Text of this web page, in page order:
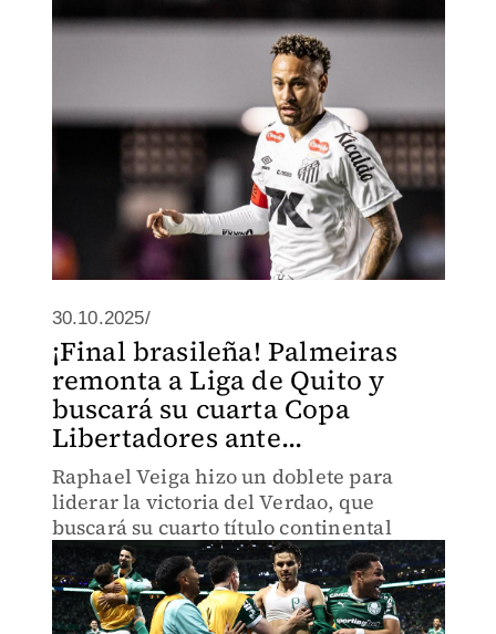
30.10.2025/
¡Final brasileña! Palmeiras
remonta a Liga de Quito y
buscará su cuarta Copa
Libertadores ante...
Raphael Veiga hizo un doblete para
liderar la victoria del Verdao, que
buscará su cuarto título continental